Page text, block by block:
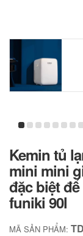
Kemin tủ
mini mini
đặc biệt
funiki 90l
MÃ SẢN PHẨM: